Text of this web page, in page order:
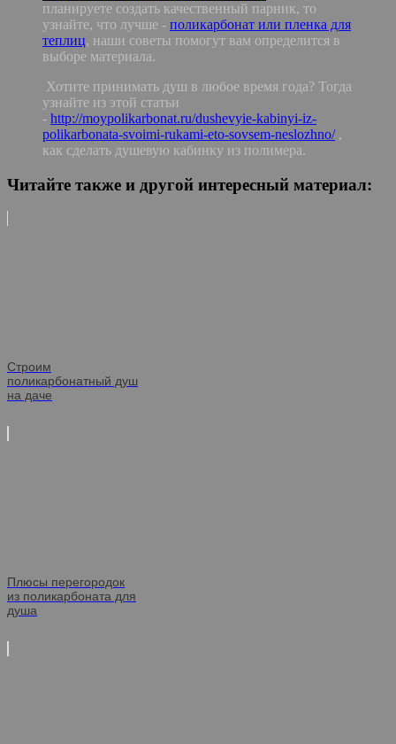
планируете создать качественный парник, то
узнайте, что лучше - поликарбонат или пленка для
теплиц, наши советы помогут вам определится в
выборе материала.
Хотите принимать душ в любое время года? Тогда
узнайте из этой статьи
- http://moypolikarbonat.ru/dushevyie-kabinyi-iz-
polikarbonata-svoimi-rukami-eto-sovsem-neslozhno/ ,
как сделать душевую кабинку из полимера.
Читайте также и другой интересный материал:
Строим
поликарбонатный душ
на даче
Плюсы перегородок
из поликарбоната для
душа